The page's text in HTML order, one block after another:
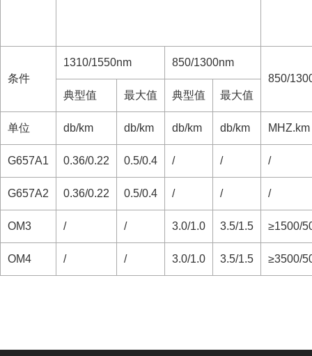
条件
1310/1550nm
850/1300nm
850/
典型值
最大值 典型值 最大值
单位 db/km db/km db/km db/km MHZ.km
G657A1 0.36/0.22 0.5/0.4 / / /
G657A2 0.36/0.22 0.5/0.4 / / /
OM3 / / 3.0/1.0 3.5/1.5 ≥1500/
OM4 / / 3.0/1.0 3.5/1.5 ≥3500/